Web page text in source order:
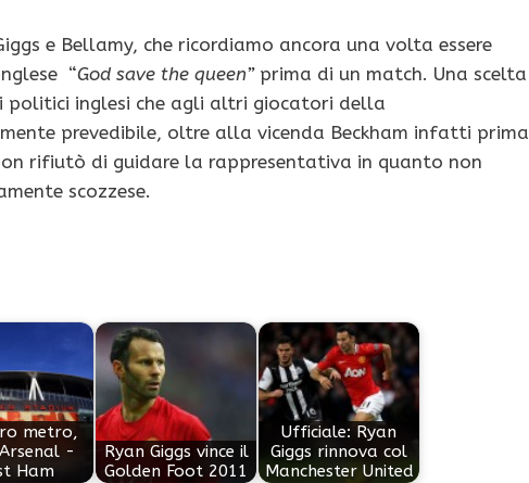
e Bellamy, che ricordiamo ancora una volta essere
“God save the queen”prima di un match. Una scelta
politici inglesi che agli altri giocatori della
prevedibile, oltre alla vicenda Beckham infatti prima
rifiutò di guidare la rappresentativa in quanto non
scozzese.
metro,
-
Ham
Ryan Giggs vince il
Golden Foot 2011
Ufficiale: Ryan
Giggs rinnova col
Manchester United